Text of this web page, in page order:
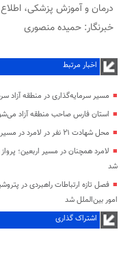
درمان و آموزش پزشکی،
خبرنگار: حمیده منصوری
اخبار مرتبط
مسیر سرمایه‌گذاری در منطقه
استان فارس صاحب منطقه آزاد
محل شهادت ۲۱ نفر در لامرد در مسیر ثبت ملی قرار گرفت
لامرد همچنان در مسیر اربعین؛
شد
فصل تازه ارتباطات راهبردی در
امور بین‌الملل شد
اشتراک گذاری